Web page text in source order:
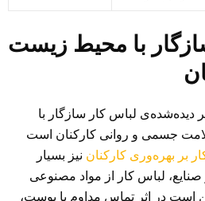
با محیط زیست
دیده‌شده‌ی لباس کار سازگار با
جسمی و روانی کارکنان است
بر بهره‌وری کارکنان نیز بسیار
لباس کار از مواد مصنوعی
است در اثر تماس مداوم با پوست،